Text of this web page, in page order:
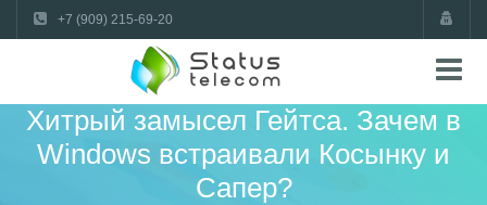
+7 (909) 215-69-20
Хитрый замысел Гейтса. Зачем в
Windows встраивали Косынку и
Сапер?